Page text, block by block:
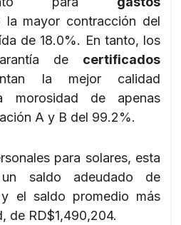
la mayor contracción del
de 18.0%. En tanto, los
de certificados
la mejor calidad
morosidad de apenas
A y B del 99.2%.
para solares, esta
saldo adeudado de
el saldo promedio más
de RD$1,490,204.